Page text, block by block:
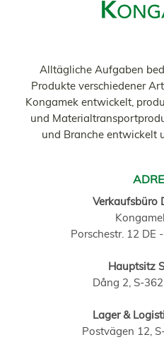
Alltägliche Aufgaben
Produkte verschiedener
Kongamek entwickelt,
und
und Branche entwickelt
Verkaufsbüro
Porschestr. 12 DE
Hauptsitz
Dång 2, S-
Lager &
Postvägen 12,